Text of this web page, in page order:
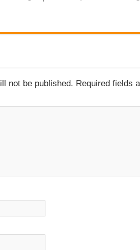
not be published. Required fields